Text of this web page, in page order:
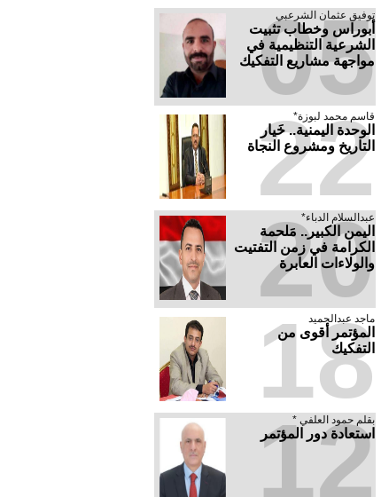
توفيق عثمان الشرعبي
أبوراس وخطاب تثبيت
الشرعية التنظيمية في
مواجهة مشاريع التفكيك
05
قاسم محمد لبوزة*
الوحدة اليمنية.. خَيار
التاريخ ومشروع النجاة
22
عبدالسلام الدباء*
​اليمن الكبير.. مَلحمة
الكرامة في زمن التفتيت
والولاءات العابرة
20
ماجد عبدالحميد
المؤتمر أقوى من
التفكيك
18
بقلم حمود العلفي *
استعادة دور المؤتمر
12